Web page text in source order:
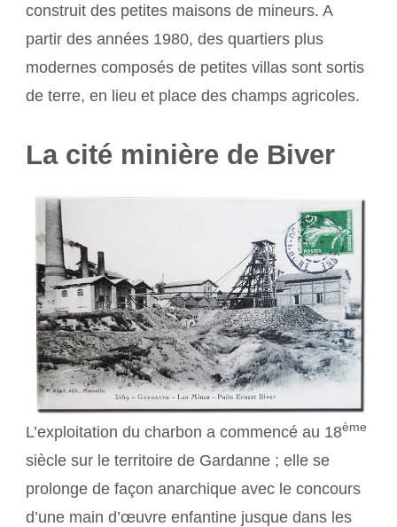
construit des petites maisons de mineurs. A
partir des années 1980, des quartiers plus
modernes composés de petites villas sont sortis
de terre, en lieu et place des champs agricoles.
La cité minière de Biver
L’exploitation du charbon a commencé au 18ème
siècle sur le territoire de Gardanne ; elle se
prolonge de façon anarchique avec le concours
d’une main d’œuvre enfantine jusque dans les